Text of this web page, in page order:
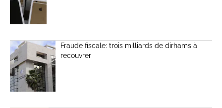
Fraude fiscale: trois milliards de dirhams à
recouvrer